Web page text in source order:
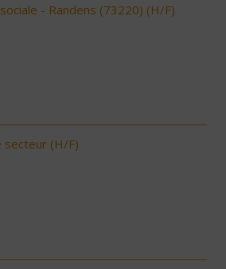
- Randens (73220) (H/F)
secteur (H/F)